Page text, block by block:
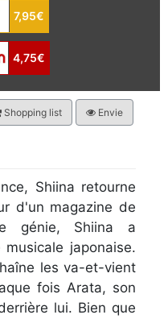
7,95€
4,75€
Shopping list Envie
Shiina retourne
d'un magazine de
génie, Shiina a
japonaise.
les va-et-vient
fois Arata, son
lui. Bien que